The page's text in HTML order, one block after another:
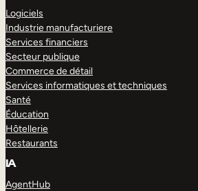
Logiciels
Industrie manufacturiere
Services financiers
Secteur publique
Commerce de détail
Services informatiques et techniques
Santé
Éducation
Hôtellerie
Restaurants
IA
AgentHub